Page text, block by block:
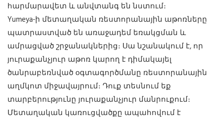
հարմարավետ և անվտանգ են նստում։
Yumeya-ի մետաղական ռեստորանային աթոռները
պատրաստված են առաջադեմ եռակցման և
ամրացված շրջանակներից։ Սա նշանակում է, որ
յուրաքանչյուր աթոռ կարող է դիմակայել
ծանրաբեռնված օգտագործմանը ռեստորանային
աղմկոտ միջավայրում։ Դուք տեսնում եք
տարբերությունը յուրաքանչյուր մանրուքում։
Մետաղական կառուցվածքը ապահովում է